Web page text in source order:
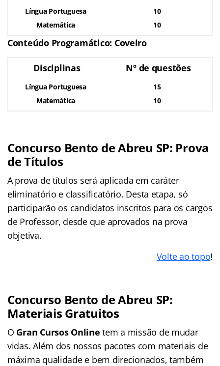
Língua Portuguesa
Matemática
10
10
Conteúdo Programático: Coveiro
Disciplinas Nº de questões
Língua Portuguesa
Matemática
15
10
Concurso Bento de Abreu SP: Prova
de Títulos
A prova de títulos será aplicada em caráter
eliminatório e classificatório. Desta etapa, só
participarão os candidatos inscritos para os cargos
de Professor, desde que aprovados na prova
objetiva.
Volte ao topo!
Concurso Bento de Abreu SP:
Materiais Gratuitos
O Gran Cursos Onlinetem a missão de mudar
vidas. Além dos nossos pacotes com materiais de
máxima qualidade e bem direcionados, também